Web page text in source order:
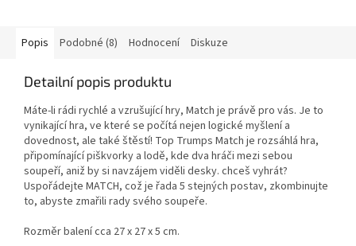
Popis Podobné (8) Hodnocení Diskuze
Detailní popis produktu
Máte-li rádi rychlé a vzrušující hry, Match je právě pro vás. Je to
vynikající hra, ve které se počítá nejen logické myšlení a
dovednost, ale také štěstí! Top Trumps Match je rozsáhlá hra,
připomínající piškvorky a lodě, kde dva hráči mezi sebou
soupeří, aniž by si navzájem viděli desky. chceš vyhrát?
Uspořádejte MATCH, což je řada 5 stejných postav, zkombinujte
to, abyste zmařili rady svého soupeře.
Rozměr balení cca 27 x 27 x 5 cm.